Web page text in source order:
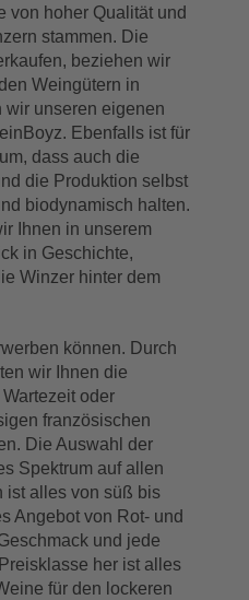
von hoher Qualität und
stammen. Die
beziehen wir
Weingütern in
wir unseren eigenen
Ebenfalls ist für
dass auch die
die Produktion selbst
biodynamisch halten.
Ihnen in unserem
in Geschichte,
Winzer hinter dem
können. Durch
wir Ihnen die
oder
französischen
Die Auswahl der
Spektrum auf allen
ist alles von süß bis
Angebot von Rot- und
und jede
her ist alles
für den lockeren